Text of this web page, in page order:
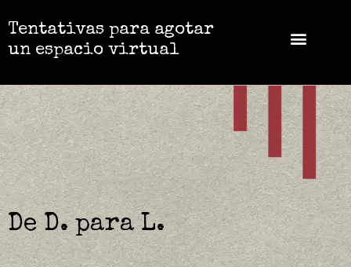
Tentativas para agotar
un espacio virtual
De D. para L.